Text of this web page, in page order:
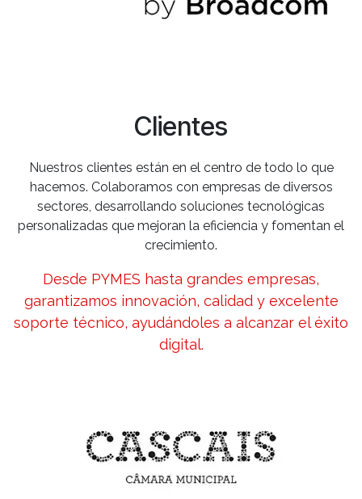
Clientes
Nuestros clientes están en el centro de todo lo que
hacemos. Colaboramos con empresas de diversos
sectores, desarrollando soluciones tecnológicas
personalizadas que mejoran la eficiencia y fomentan el
crecimiento.
Desde PYMES hasta grandes empresas,
garantizamos innovación, calidad y excelente
soporte técnico, ayudándoles a alcanzar el éxito
digital.